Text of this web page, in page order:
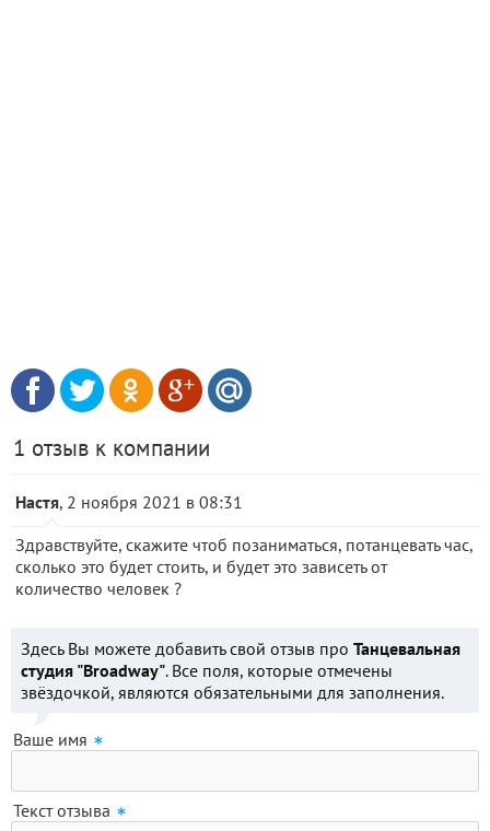
1 отзыв к компании
Настя, 2 ноября 2021 в 08:31
Здравствуйте, скажите чтоб позаниматься, потанцевать час,
сколько это будет стоить, и будет это зависеть от
количество человек ?
Здесь Вы можете добавить свой отзыв про Танцевальная
студия "Broadway". Все поля, которые отмечены
звёздочкой, являются обязательными для заполнения.
Ваше имя
Текст отзыва